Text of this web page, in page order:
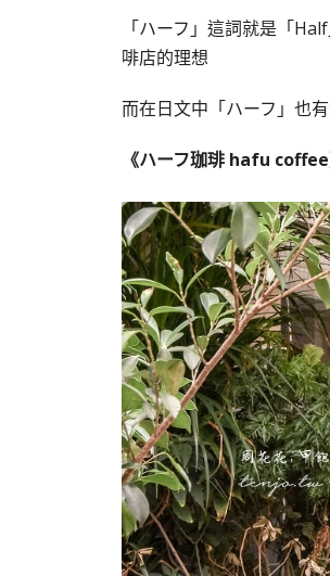
「ハーフ」這詞就是「
啡店的理想
而在日文中「ハーフ」也
《ハーフ珈琲 hafu coffee